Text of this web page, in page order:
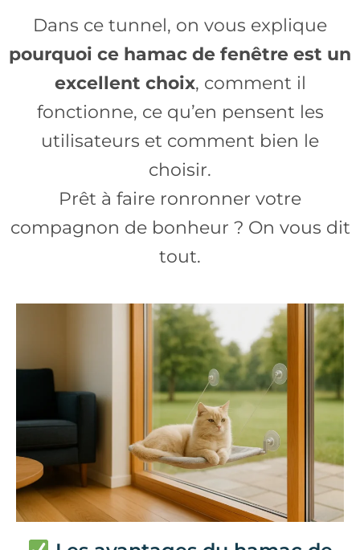
Dans ce tunnel, on vous explique
pourquoi ce hamac de fenêtre est un
excellent choix, comment il
fonctionne, ce qu’en pensent les
utilisateurs et comment bien le
choisir.
Prêt à faire ronronner votre
compagnon de bonheur ? On vous dit
tout.